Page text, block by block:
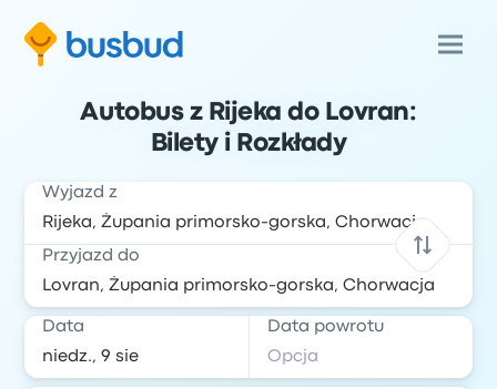
Autobus z Rijeka do Lovran:
Bilety i Rozkłady
Wyjazd z
Przyjazd do
Data Data powrotu